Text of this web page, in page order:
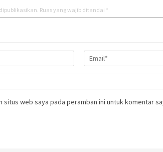
Ruas yang wajib ditandai *
situs web saya pada peramban ini untuk komentar